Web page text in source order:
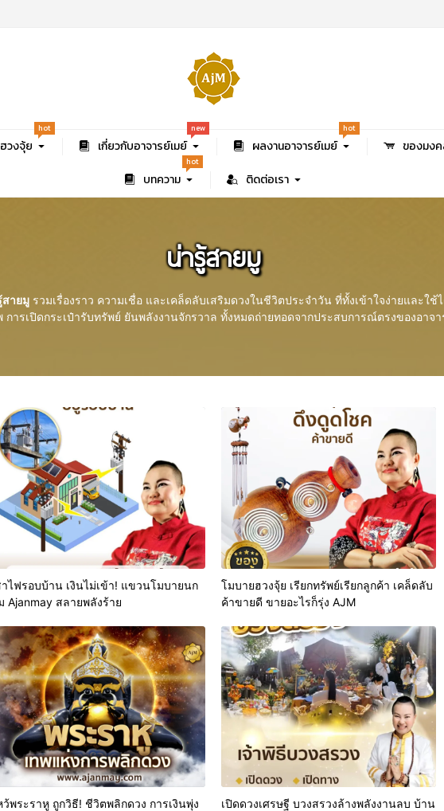
วงจุ้ย
hot
เกี่ยวกับอาจารย์เมย์
new
ผลงานอาจารย์เมย์
hot
ของมง
บทความ
hot
ติดต่อเรา
น่ารู้สายมู
สายมู รวมเรื่องราว ความเชื่อ และเคล็ดลับเสริมดวงในชีวิตประจำวัน ที่ทั้งเข้าใจง่ายและใช้
การเปิดกระเป๋ารับทรัพย์ ยันพลังงานจักรวาล ทั้งหมดถ่ายทอดจากประสบการณ์ตรงของอาจ
าไฟรอบบ้าน เงินไม่เข้า! แขวนโมบายนก
Ajanmay สลายพลังร้าย
โมบายฮวงจุ้ย เรียกทรัพย์เรียกลูกค้า เคล็ดลับ
ค้าขายดี ขายอะไรก็รุ่ง AJM
ว้พระราหู ถูกวิธี! ชีวิตพลิกดวง การเงินพุ่ง
เปิดดวงเศรษฐี บวงสรวงล้างพลังงานลบ บ้าน